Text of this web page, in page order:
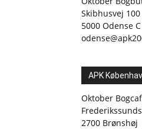
Skibhusvej 100
5000 Odense C
APK
Oktober
2700 Brønshøj